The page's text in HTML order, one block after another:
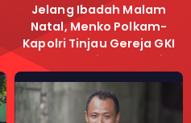
Jelang Ibadah Malam
Natal, Menko Polkam-
Kapolri Tinjau Gereja GKI
Samanhudi dan Gereja
Immanuel